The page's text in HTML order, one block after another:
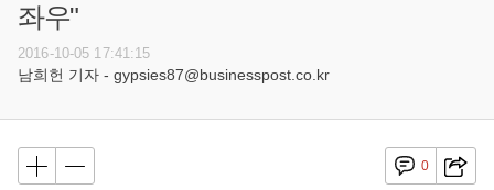
좌우"
2016-10-05 17:41:15
남희헌 기자 - gypsies87@businesspost.co.kr
0